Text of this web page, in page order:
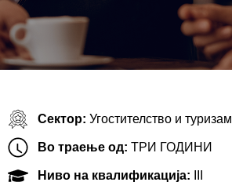
Сектор: Угостителство и туризам
Во траење од: ТРИ ГОДИНИ
Ниво на квалификација: